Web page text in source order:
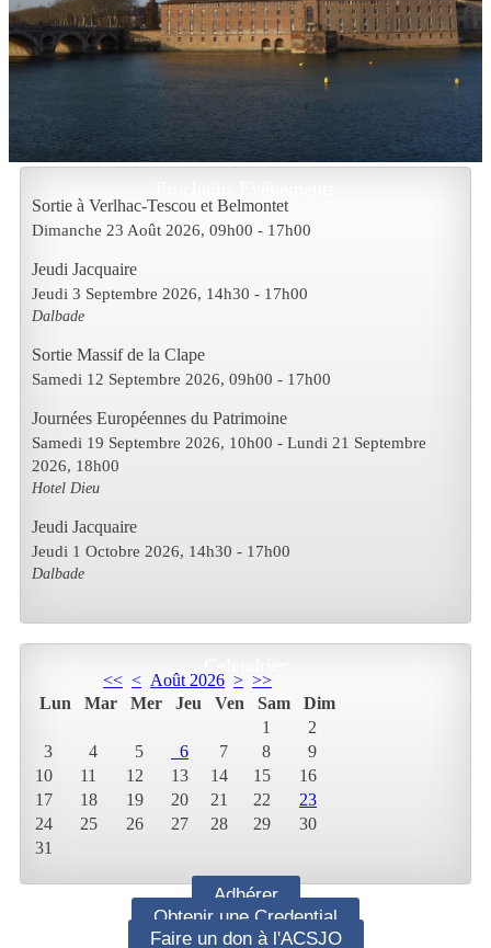
Sortie à Verlhac-Tescou et Belmontet
Dimanche 23 Août 2026, 09h00 - 17h00
Jeudi Jacquaire
Jeudi 3 Septembre 2026, 14h30 - 17h00
Dalbade
Sortie Massif de la Clape
Samedi 12 Septembre 2026, 09h00 - 17h00
Journées Européennes du Patrimoine
Samedi 19 Septembre 2026, 10h00 - Lundi 21 Septembre
2026, 18h00
Hotel Dieu
Jeudi Jacquaire
Jeudi 1 Octobre 2026, 14h30 - 17h00
Dalbade
<< < Août 2026 > >>
Lun
Mar Mer Jeu Ven Sam
Dim
1
2
3
4 5 6 7 8
9
10
11 12 13 14 15
16
17
18 19 20 21 22
23
24
25 26 27 28 29
30
31
Adhérer
Obtenir une Credential
Faire un don à l'ACSJO